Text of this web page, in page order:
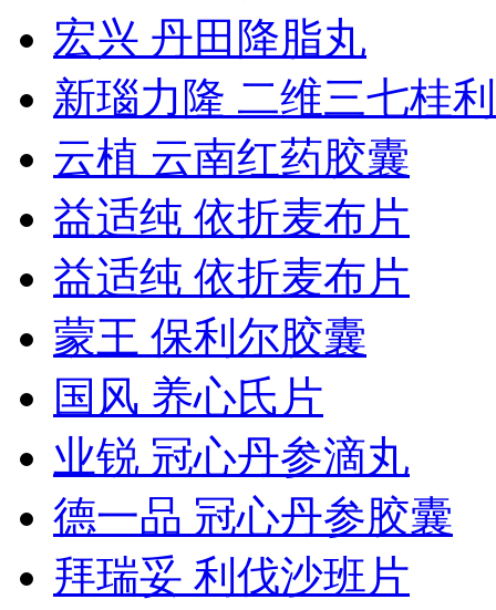
宏兴 丹田降脂丸
新瑙力隆 二维三七桂
云植 云南红药胶囊
益适纯 依折麦布片
益适纯 依折麦布片
蒙王 保利尔胶囊
国风 养心氏片
业锐 冠心丹参滴丸
德一品 冠心丹参胶囊
拜瑞妥 利伐沙班片